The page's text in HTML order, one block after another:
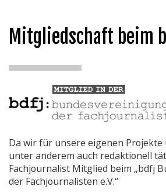
Mitgliedschaft beim
Da wir für unsere eigenen Projekte
unter anderem auch redaktionell
Fachjournalist Mitglied beim „bdfj
der Fachjournalisten e.V.“